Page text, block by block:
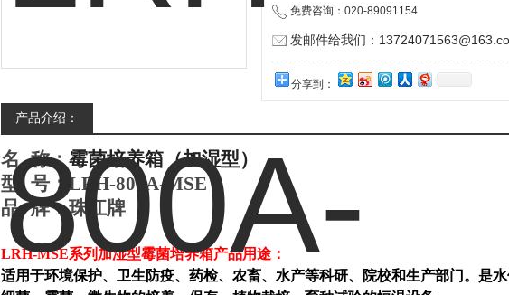
保。 免费咨询：020-89091154
发邮件给我们：
分享到：
产品介绍：
名 称：霉菌培养箱（加湿型）
型
号：LRH-800A-MSE
品 牌：珠江牌
LRH-MSE系列加湿型霉菌培养箱产品用途：
适用于环境保护、卫生防疫、药检、农畜、水产等科研、院校和生产部门。是水